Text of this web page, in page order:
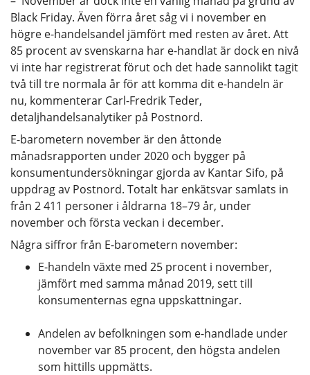
Black Friday. Även förra året såg vi i november en
högre e-handelsandel jämfört med resten av året. Att
85 procent av svenskarna har e-handlat är dock en nivå
vi inte har registrerat förut och det hade sannolikt tagit
två till tre normala år för att komma dit e-handeln är
nu, kommenterar Carl-Fredrik Teder,
detaljhandelsanalytiker på Postnord.
E-barometern november är den åttonde
månadsrapporten under 2020 och bygger på
konsumentundersökningar gjorda av Kantar Sifo, på
uppdrag av Postnord. Totalt har enkätsvar samlats in
från 2 411 personer i åldrarna 18–79 år, under
november och första veckan i december.
Några siffror från E-barometern november:
E-handeln växte med 25 procent i november,
jämfört med samma månad 2019, sett till
konsumenternas egna uppskattningar.
Andelen av befolkningen som e-handlade under
november var 85 procent, den högsta andelen
som hittills uppmätts.